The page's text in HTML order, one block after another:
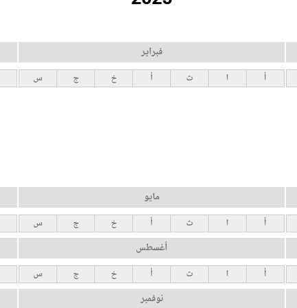
فبراير
أ ا ث أ خ ج س
مايو
أ ا ث أ خ ج س
أغسطس
أ ا ث أ خ ج س
نوفمبر